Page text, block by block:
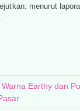
menurut
Earthy dan